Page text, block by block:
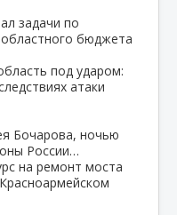
задачи по
бюджета
под ударом:
атаки
Бочарова, ночью
России…
на ремонт моста